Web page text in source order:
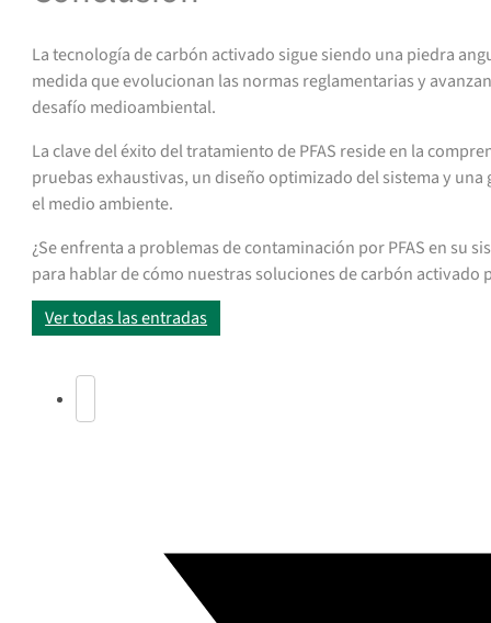
La tecnología de carbón activado sigue siendo una piedra
medida que evolucionan las normas reglamentarias y
desafío medioambiental.
La clave del éxito del tratamiento de PFAS reside en la
pruebas exhaustivas, un diseño optimizado del sistema y
el medio ambiente.
¿Se enfrenta a problemas de contaminación por PFAS en su
para hablar de cómo nuestras soluciones de carbón
Ver todas las entradas